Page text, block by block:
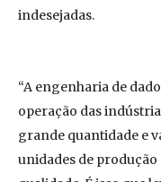
indesejadas.
“A engenharia de
operação das
grande quantidade e
unidades de